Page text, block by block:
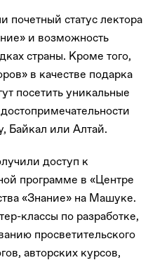
почетный статус лектора
и возможность
страны. Кроме того,
в качестве подарка
посетить уникальные
Байкал или Алтай.
доступ к
программе в «Центре
«Знание» на Машуке.
классы по разработке,
просветительского
авторских курсов,